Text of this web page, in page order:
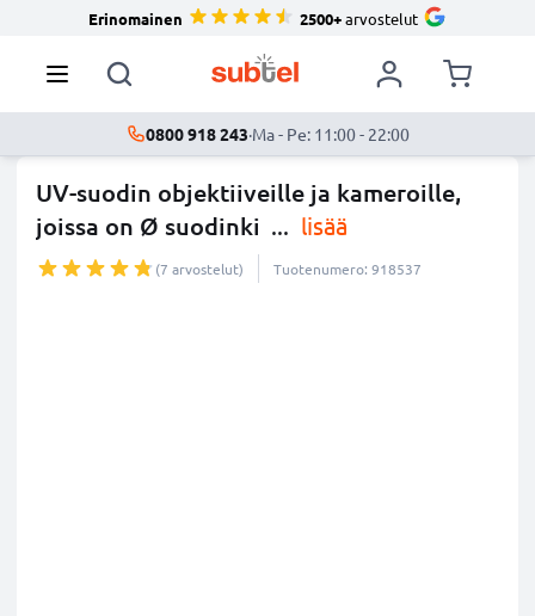
Erinomainen 2500+arvostelut
0800 918 243·Ma - Pe: 11:00 - 22:00
UV-suodin objektiiveille ja kameroille,
joissa on Ø suodinki ... lisää
(7 arvostelut) Tuotenumero: 918537